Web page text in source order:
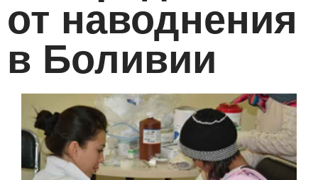
от наводнения
в Боливии